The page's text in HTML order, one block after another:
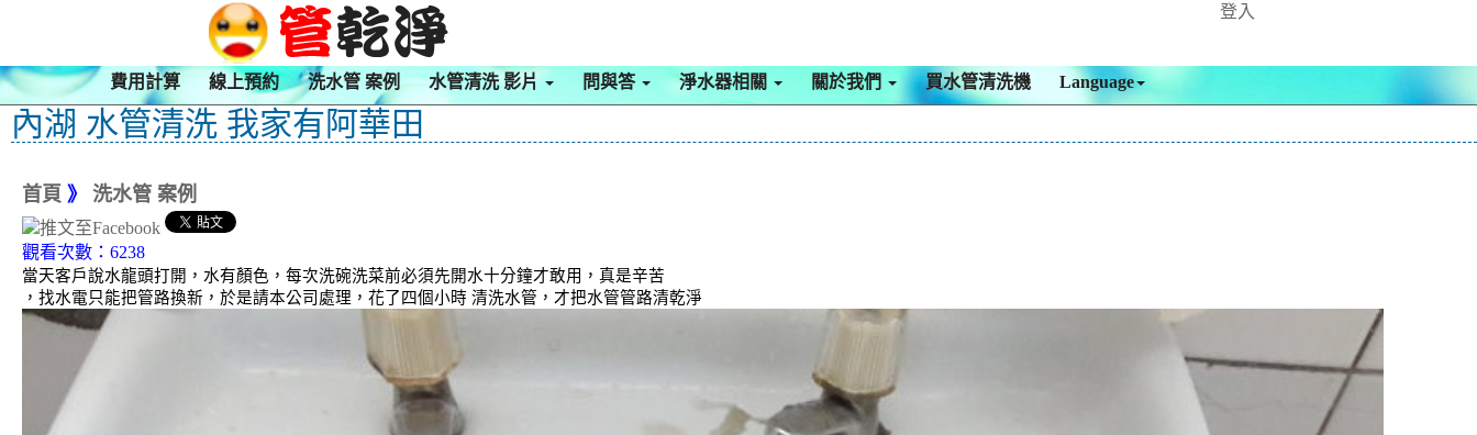
登入
費用計算 線上預約 洗水管 案例 水管清洗 影片 問與答 淨水器相關 關於我們 買水管清洗機 Language
內湖 水管清洗 我家有阿華田
首頁 》 洗水管 案例
觀看次數：6238
當天客戶說水龍頭打開，水有顏色，每次洗碗洗菜前必須先開水十分鐘才敢用，真是辛苦
，找水電只能把管路換新，於是請本公司處理，花了四個小時 清洗水管，才把水管管路清乾淨